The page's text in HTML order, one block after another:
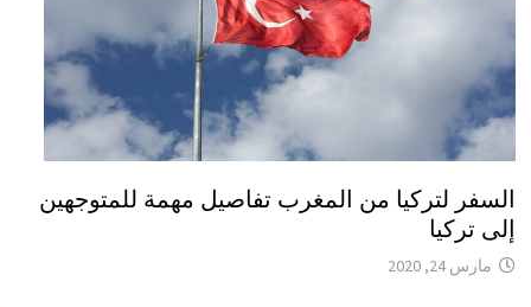
السفر لتركيا من المغرب تفاصيل مهمة للمتوجهين
إلى تركيا
مارس 24, 2020